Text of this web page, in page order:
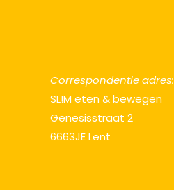
Correspondentie adres:
SL!M eten & bewegen
Genesisstraat 2
6663JE Lent